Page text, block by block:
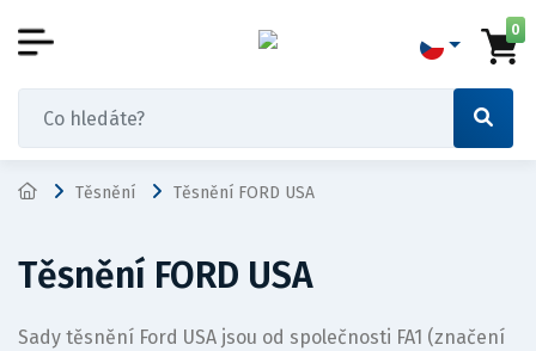
0
Těsnění Těsnění FORD USA
Těsnění FORD USA
Sady těsnění Ford USA jsou od společnosti FA1 (značení